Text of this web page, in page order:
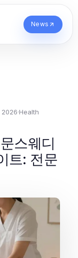
News
2026·Health
스웨디
트: 전문